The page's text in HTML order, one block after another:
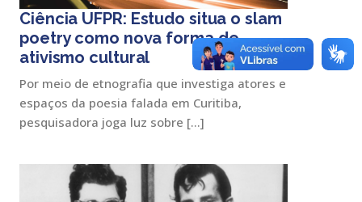
Ciência UFPR: Estudo situa o slam
poetry como nova forma de
ativismo cultural
Por meio de etnografia que investiga atores e
espaços da poesia falada em Curitiba,
pesquisadora joga luz sobre […]